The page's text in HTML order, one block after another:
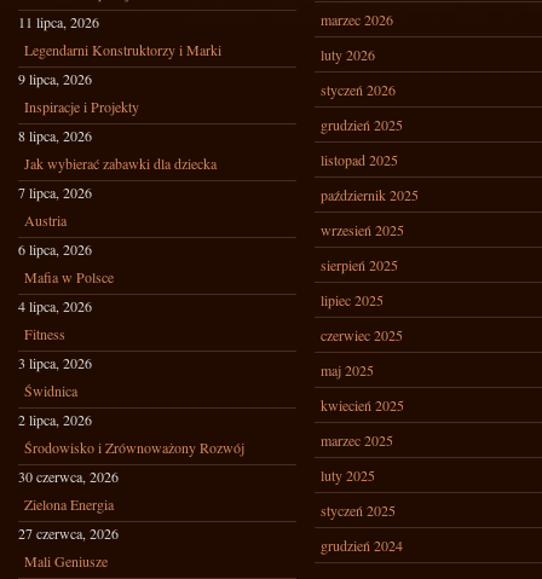
11 lipca, 2026
Legendarni Konstruktorzy i Marki
9 lipca, 2026
Inspiracje i Projekty
8 lipca, 2026
Jak wybierać zabawki dla dziecka
7 lipca, 2026
Austria
6 lipca, 2026
Mafia w Polsce
4 lipca, 2026
Fitness
3 lipca, 2026
Świdnica
2 lipca, 2026
Środowisko i Zrównoważony Rozwój
30 czerwca, 2026
Zielona Energia
27 czerwca, 2026
Mali Geniusze
marzec 2026
luty 2026
styczeń 2026
grudzień 2025
listopad 2025
październik 2025
wrzesień 2025
sierpień 2025
lipiec 2025
czerwiec 2025
maj 2025
kwiecień 2025
marzec 2025
luty 2025
styczeń 2025
grudzień 2024